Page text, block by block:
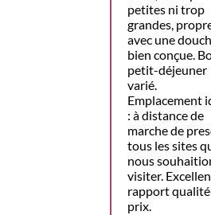
petites ni trop
grandes,
avec une
bien conçue.
petit-déjeuner
varié.
Emplacement
: à distance de
marche de
tous les sites
nous
visiter.
rapport
prix.